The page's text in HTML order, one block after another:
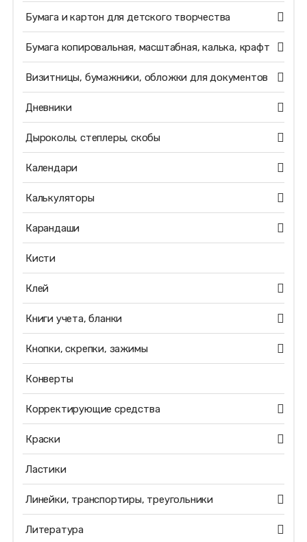
Бумага и картон для детского творчества
Бумага копировальная, масштабная, калька, крафт
Визитницы, бумажники, обложки для документов
Дневники
Дыроколы, степлеры, скобы
Календари
Калькуляторы
Карандаши
Кисти
Клей
Книги учета, бланки
Кнопки, скрепки, зажимы
Конверты
Корректирующие средства
Краски
Ластики
Линейки, транспортиры, треугольники
Литература